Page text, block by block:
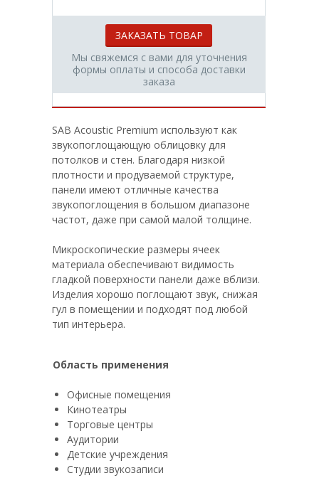
ЗАКАЗАТЬ ТОВАР
Мы свяжемся с вами для уточнения
формы оплаты и способа доставки
заказа
SAB Acoustic Premium используют как
звукопоглощающую облицовку для
потолков и стен. Благодаря низкой
плотности и продуваемой структуре,
панели имеют отличные качества
звукопоглощения в большом диапазоне
частот, даже при самой малой толщине.
Микроскопические размеры ячеек
материала обеспечивают видимость
гладкой поверхности панели даже вблизи.
Изделия хорошо поглощают звук, снижая
гул в помещении и подходят под любой
тип интерьера.
Область применения
Офисные помещения
Кинотеатры
Торговые центры
Аудитории
Детские учреждения
Студии звукозаписи